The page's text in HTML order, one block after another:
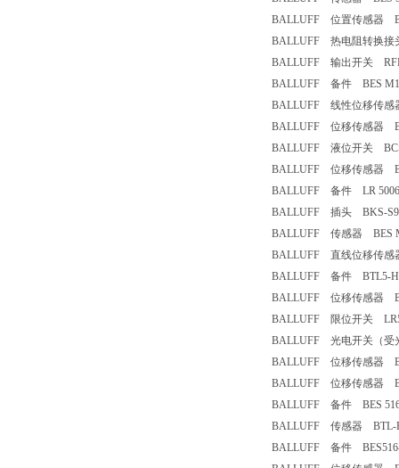
BALLUFF 位置传感器
BALLUFF 热电阻转换接
BALLUFF 输出开关
BALLUFF 备件 BES
BALLUFF 线性位移传感
BALLUFF 位移传感器
BALLUFF 液位开关 BCS
BALLUFF 位移传感器
BALLUFF 备件 LR
BALLUFF 插头 BKS-
BALLUFF 传感器 BES
BALLUFF 直线位移传感
BALLUFF 备件 BTL5-
BALLUFF 位移传感器
BALLUFF 限位开关
BALLUFF 光电开关（受
BALLUFF 位移传感器
BALLUFF 位移传感器
BALLUFF 备件 BES
BALLUFF 传感器 BTL-
BALLUFF 备件 BES516-